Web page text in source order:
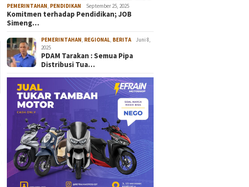
PEMERINTAHAN, PENDIDIKAN September 25, 2025
Komitmen terhadap Pendidikan; JOB
Simeng…
PEMERINTAHAN, REGIONAL, BERITA
Juni 8,
2025
PDAM Tarakan : Semua Pipa
Distribusi Tua…